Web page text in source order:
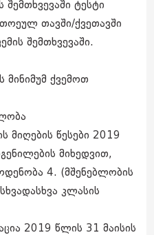
შემთხვევაში ტესტი
თავში/ქვეთავში
შემთხვევაში.
მინიმუმ ქვემოთ
მიღების წესები 2019
მიხედვით,
4. (მშენებლობის
კლასის
2019 წლის 31 მაისის